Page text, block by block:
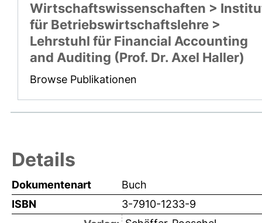
Wirtschaftswissenschaften >
für Betriebswirtschaftslehre >
Lehrstuhl für Financial Accounting
and Auditing (Prof. Dr. Axel Haller)
Browse Publikationen
Details
Dokumentenart
Buch
ISBN
3-7910-1233-9